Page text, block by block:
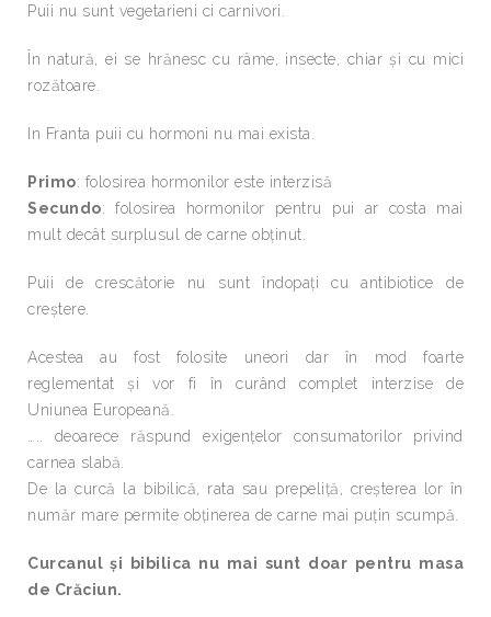
Puii nu sunt vegetarieni ci carnivori.
În natură, ei se hrănesc cu râme, insecte, chiar şi cu mici
rozătoare.
In Franta puii cu hormoni nu mai exista.
Primo: folosirea hormonilor este interzisă
Secundo: folosirea hormonilor pentru pui ar costa mai
mult decât surplusul de carne obţinut.
Puii de crescătorie nu sunt îndopaţi cu antibiotice de
creştere.
Acestea au fost folosite uneori dar în mod foarte
reglementat şi vor fi în curând complet interzise de
Uniunea Europeană.
….. deoarece răspund exigenţelor consumatorilor privind
carnea slabă.
De la curcă la bibilică, rata sau prepeliţă, creşterea lor în
număr mare permite obţinerea de carne mai puţin scumpă.
Curcanul şi bibilica nu mai sunt doar pentru masa
de Crăciun.